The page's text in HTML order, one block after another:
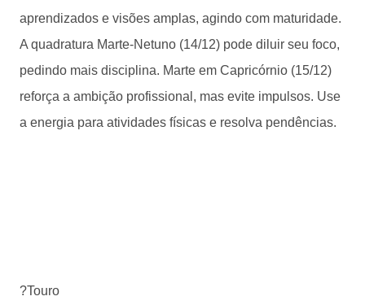
aprendizados e visões amplas, agindo com maturidade.
A quadratura Marte-Netuno (14/12) pode diluir seu foco,
pedindo mais disciplina. Marte em Capricórnio (15/12)
reforça a ambição profissional, mas evite impulsos. Use
a energia para atividades físicas e resolva pendências.
?Touro